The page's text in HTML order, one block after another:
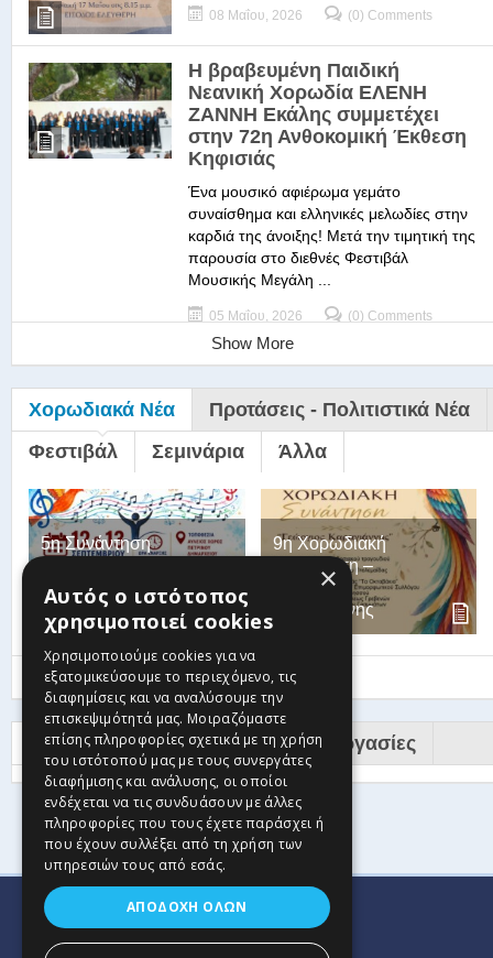
08 Μαΐου, 2026 (0) Comments
Η βραβευμένη Παιδική
Νεανική Χορωδία ΕΛΕΝΗ
ΖΑΝΝΗ Εκάλης συμμετέχει
στην 72η Ανθοκομική Έκθεση
Κηφισιάς
Ένα μουσικό αφιέρωμα γεμάτο
συναίσθημα και ελληνικές μελωδίες στην
καρδιά της άνοιξης! Μετά την τιμητική της
παρουσία στο διεθνές Φεστιβάλ
Μουσικής Μεγάλη ...
05 Μαΐου, 2026 (0) Comments
Show More
Χορωδιακά Νέα
Προτάσεις - Πολιτιστικά Νέα
Φεστιβάλ
Σεμινάρια Άλλα
5η Συνάντηση
Τραγούδι η Ζωή
μας
9η Χορωδιακή
Συνάντηση –
Γεώργιος
Καραγιάννης
Show More
Υποστηρικτές Ιστσελίδας Συνεργασίες
×
Αυτός ο ιστότοπος
χρησιμοποιεί cookies
Χρησιμοποιούμε cookies για να
εξατομικεύσουμε το περιεχόμενο, τις
διαφημίσεις και να αναλύσουμε την
επισκεψιμότητά μας. Μοιραζόμαστε
επίσης πληροφορίες σχετικά με τη χρήση
του ιστότοπού μας με τους συνεργάτες
διαφήμισης και ανάλυσης, οι οποίοι
ενδέχεται να τις συνδυάσουν με άλλες
πληροφορίες που τους έχετε παράσχει ή
που έχουν συλλέξει από τη χρήση των
υπηρεσιών τους από εσάς.
ΑΠΟΔΟΧΉ ΌΛΩΝ